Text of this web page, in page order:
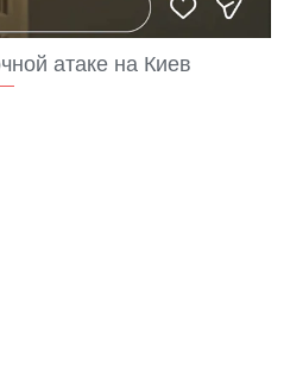
атаке на Киев